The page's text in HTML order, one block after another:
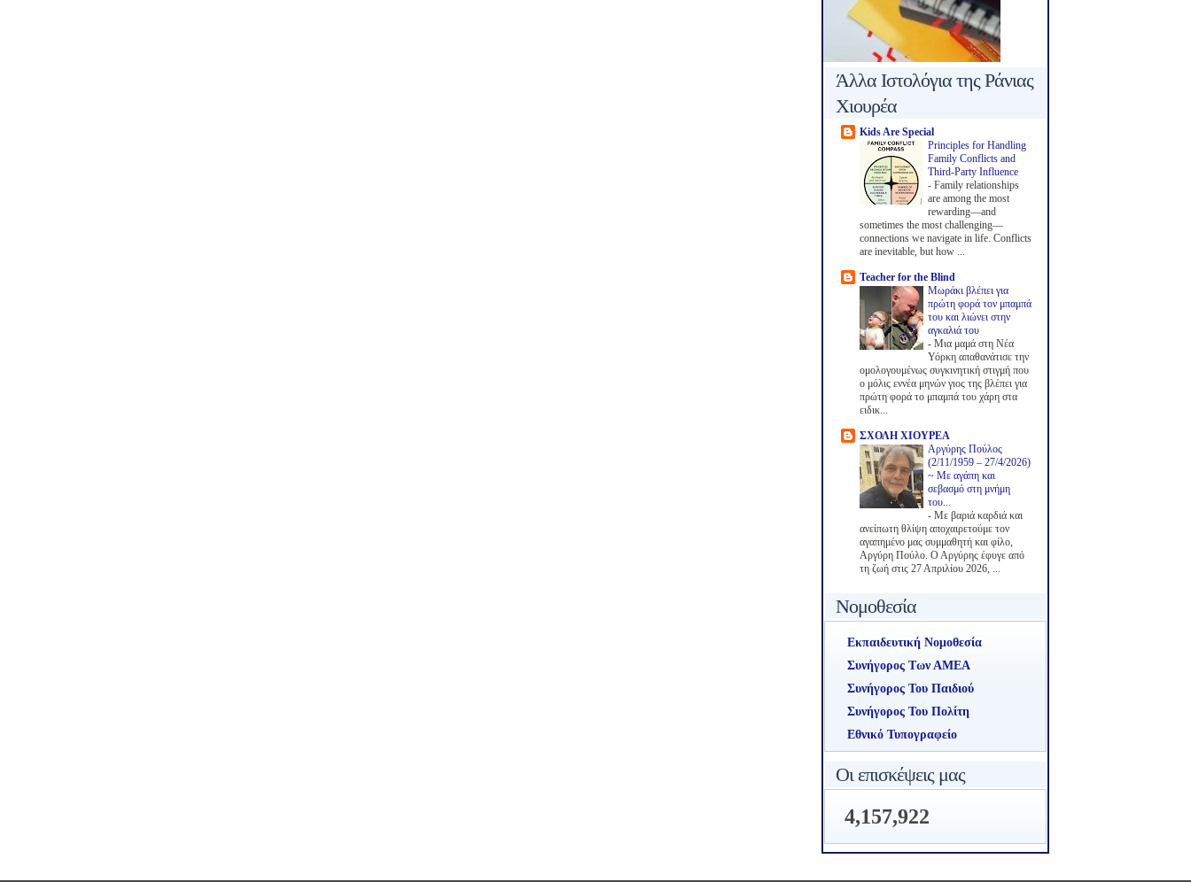
Άλλα Ιστολόγια της Ράνιας
Χιουρέα
Kids Are Special
Principles for Handling
Family Conflicts and
Third-Party Influence
- Family relationships
are among the most
rewarding—and
sometimes the most challenging—
connections we navigate in life. Conflicts
are inevitable, but how ...
Teacher for the Blind
Μωράκι βλέπει για
πρώτη φορά τον μπαμπά
του και λιώνει στην
αγκαλιά του
- Μια μαμά στη Νέα
Υόρκη απαθανάτισε την
ομολογουμένως συγκινητική στιγμή που
ο μόλις εννέα μηνών γιος της βλέπει για
πρώτη φορά το μπαμπά του χάρη στα
ειδικ...
ΣΧΟΛΗ ΧΙΟΥΡΕΑ
Αργύρης Πούλος
(2/11/1959 – 27/4/2026)
~ Με αγάπη και
σεβασμό στη μνήμη
του...
- Με βαριά καρδιά και
ανείπωτη θλίψη αποχαιρετούμε τον
αγαπημένο μας συμμαθητή και φίλο,
Αργύρη Πούλο. Ο Αργύρης έφυγε από
τη ζωή στις 27 Απριλίου 2026, ...
Νομοθεσία
Εκπαιδευτική Νομοθεσία
Συνήγορος Των ΑΜΕΑ
Συνήγορος Του Παιδιού
Συνήγορος Του Πολίτη
Εθνικό Τυπογραφείο
Οι επισκέψεις μας
4,157,922